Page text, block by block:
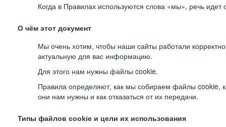
Когда в Правилах используются слова «мы», речь
О чём этот документ
Мы очень хотим, чтобы наши сайты работали
актуальную для вас информацию.
Для этого нам нужны файлы cookie.
Правила определяют, как мы собираем файлы cookie,
они нам нужны и как отказаться от их передачи.
Типы файлов cookie и цели их использования